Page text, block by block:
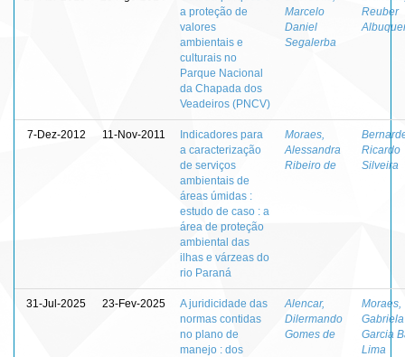
a proteção de
valores
ambientais e
culturais no
Parque Nacional
da Chapada dos
Veadeiros (PNCV)
Marcelo
Daniel
Segalerba
Reuber
7-Dez-2012 11-Nov-2011
Indicadores para
a caracterização
de serviços
ambientais de
áreas úmidas :
estudo de caso : a
área de proteção
ambiental das
ilhas e várzeas do
rio Paraná
Moraes,
Alessandra
Ribeiro de
Ricardo
Silveira
31-Jul-2025 23-Fev-2025
A juridicidade das
normas contidas
no plano de
manejo : dos
Alencar,
Dilermando
Gomes de
Moraes,
Gabriela
Garcia
Lima